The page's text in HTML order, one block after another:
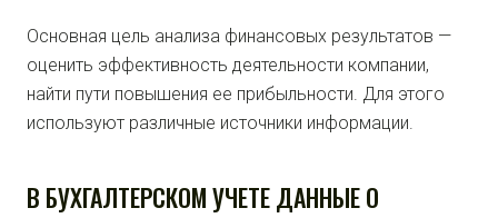
Основная цель анализа финансовых результатов —
оценить эффективность деятельности компании,
найти пути повышения ее прибыльности. Для этого
используют различные источники информации.
В БУХГАЛТЕРСКОМ УЧЕТЕ ДАННЫЕ О